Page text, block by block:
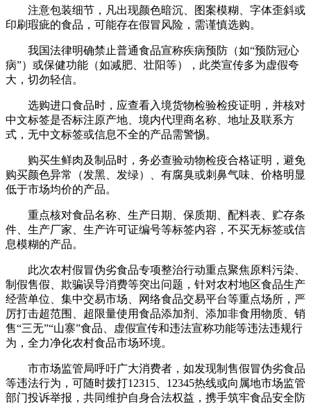
注意包装细节，凡出现颜色暗沉、图案模糊、字体歪斜或
印刷瑕疵的食品，可能存在假冒风险，需谨慎选购。
我国法律明确禁止普通食品宣称疾病预防（如“预防冠心
病”）或保健功能（如减肥、壮阳等），此类宣传多为虚假夸
大，切勿轻信。
选购进口食品时，应查看入境货物检验检疫证明，并核对
中文标签是否标注原产地、境内代理商名称、地址及联系方
式，无中文标签或信息不全的产品需警惕。
购买生鲜肉及制品时，务必查验动物检疫合格证明，避免
购买颜色异常（发黑、发绿）、有腐臭或刺鼻气味、价格明显
低于市场均价的产品。
重点核对食品名称、生产日期、保质期、配料表、贮存条
件、生产厂家、生产许可证编号等标签内容，不买无标签或信
息模糊的产品。
此次农村假冒伪劣食品专项整治行动重点聚焦原料污染、
制假售假、欺骗误导消费等突出问题，针对农村地区食品生产
经营单位、集中交易市场、网络食品交易平台等重点场所，严
厉打击超范围、超限量使用食品添加剂、添加非食用物质、销
售“三无”“山寨”食品、虚假宣传和违法宣称功能等违法违规行
为，全力净化农村食品市场环境。
市市场监管局呼吁广大消费者，如发现制售假冒伪劣食品
等违法行为，可随时拨打12315、12345热线或向属地市场监管
部门投诉举报，共同维护自身合法权益，携手筑牢食品安全防